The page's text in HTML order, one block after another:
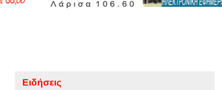
Ειδήσεις